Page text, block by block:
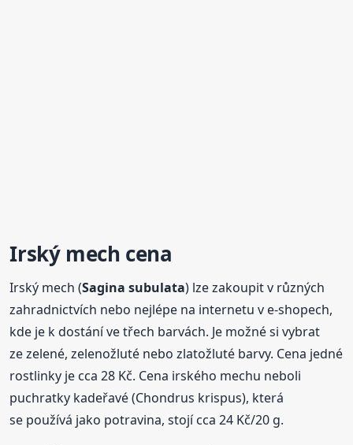
Irský mech cena
Irský mech (Sagina subulata) lze zakoupit v různých
zahradnictvích nebo nejlépe na internetu v e-shopech,
kde je k dostání ve třech barvách. Je možné si vybrat
ze zelené, zelenožluté nebo zlatožluté barvy. Cena jedné
rostlinky je cca 28 Kč. Cena irského mechu neboli
puchratky kadeřavé (Chondrus krispus), která
se používá jako potravina, stojí cca 24 Kč/20 g.